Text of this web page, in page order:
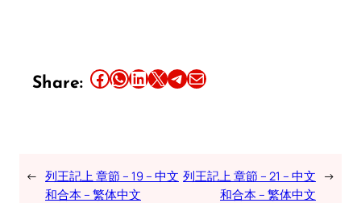
Share: Share this article on Facebook Share this article on WhatsApp Share this article on LinkedIn Share this article on X Share this article on TelegramEmail this Article
← 列王記上 章節 – 19 – 中文
和合本 – 繁体中文
列王記上 章節 – 21 – 中文
和合本 – 繁体中文
→